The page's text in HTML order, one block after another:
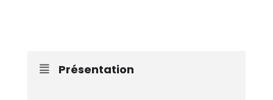
Présentation